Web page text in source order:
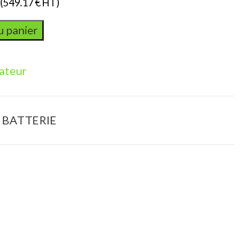
(549.17 € HT)
panier
BATTERIE